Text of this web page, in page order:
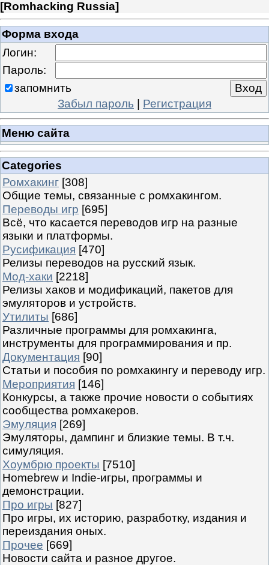
[Romhacking Russia]
Форма входа
Логин:
Пароль:
запомнить
Забыл пароль | Регистрация
Меню сайта
Categories
Ромхакинг [308]
Общие темы, связанные с ромхакингом.
Переводы игр [695]
Всё, что касается переводов игр на разные
языки и платформы.
Русификация [470]
Релизы переводов на русский язык.
Мод-хаки [2218]
Релизы хаков и модификаций, пакетов для
эмуляторов и устройств.
Утилиты [686]
Различные программы для ромхакинга,
инструменты для программирования и пр.
Документация [90]
Статьи и пособия по ромхакингу и переводу игр.
Мероприятия [146]
Конкурсы, а также прочие новости о событиях
сообщества ромхакеров.
Эмуляция [269]
Эмуляторы, дампинг и близкие темы. В т.ч.
симуляция.
Хоумбрю проекты [7510]
Homebrew и Indie-игры, программы и
демонстрации.
Про игры [827]
Про игры, их историю, разработку, издания и
переиздания оных.
Прочее [669]
Новости сайта и разное другое.